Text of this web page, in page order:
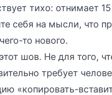
тихо: отнимает
себя на мысли, что
то нового.
шов. Не для того,
требует
«копировать-